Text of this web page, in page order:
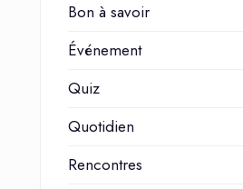
Bon à savoir
Événement
Quiz
Quotidien
Rencontres